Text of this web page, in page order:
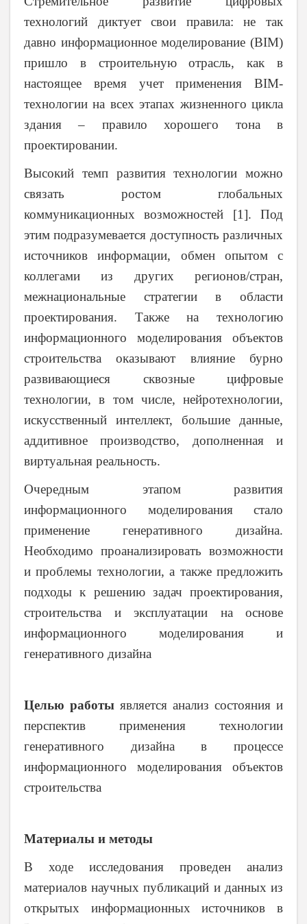
технологий диктует свои правила: не так
давно информационное моделирование (BIM)
пришло в строительную отрасль, как в
настоящее время учет применения BIM-
технологии на всех этапах жизненного цикла
здания – правило хорошего тона в
проектировании.
Высокий темп развития технологии можно
связать ростом глобальных
коммуникационных возможностей [1]. Под
этим подразумевается доступность различных
источников информации, обмен опытом с
коллегами из других регионов/стран,
межнациональные стратегии в области
проектирования. Также на технологию
информационного моделирования объектов
строительства оказывают влияние бурно
развивающиеся сквозные цифровые
технологии, в том числе, нейротехнологии,
искусственный интеллект, большие данные,
аддитивное производство, дополненная и
виртуальная реальность.
Очередным этапом развития
информационного моделирования стало
применение генеративного дизайна.
Необходимо проанализировать возможности
и проблемы технологии, а также предложить
подходы к решению задач проектирования,
строительства и эксплуатации на основе
информационного моделирования и
генеративного дизайна
Целью работы является анализ состояния и
перспектив применения технологии
генеративного дизайна в процессе
информационного моделирования объектов
строительства
Материалы и методы
В ходе исследования проведен анализ
материалов научных публикаций и данных из
открытых информационных источников в